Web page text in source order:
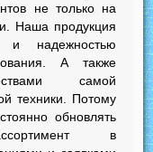
не только на
Наша продукция
и надежностью
А также
самой
техники. Потому
обновлять
в